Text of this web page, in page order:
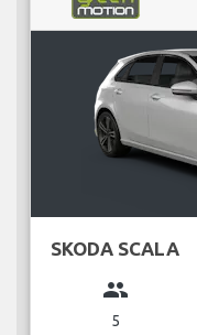
SKODA SCALA
group
5